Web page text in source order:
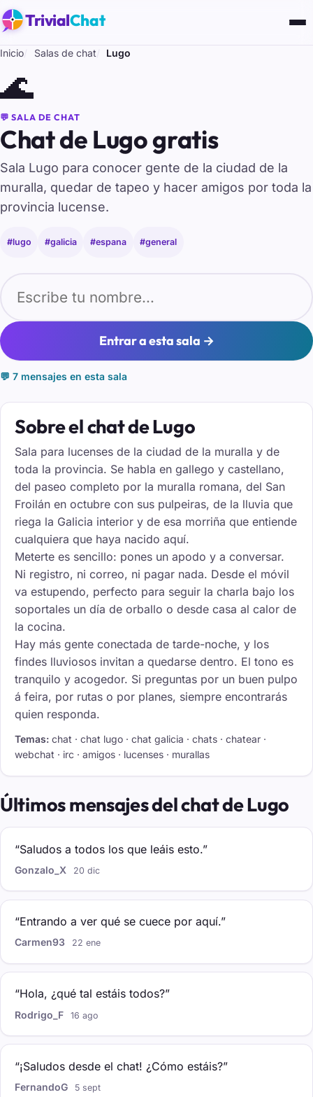
TrivialChat
Inicio Salas de chat Lugo
🌊
💬 SALA DE CHAT
Chat de Lugo gratis
Sala Lugo para conocer gente de la ciudad de la
muralla, quedar de tapeo y hacer amigos por toda la
provincia lucense.
#lugo #galicia #espana #general
Entrar a esta sala →
💬 7 mensajes en esta sala
Sobre el chat de Lugo
Sala para lucenses de la ciudad de la muralla y de
toda la provincia. Se habla en gallego y castellano,
del paseo completo por la muralla romana, del San
Froilán en octubre con sus pulpeiras, de la lluvia que
riega la Galicia interior y de esa morriña que entiende
cualquiera que haya nacido aquí.
Meterte es sencillo: pones un apodo y a conversar.
Ni registro, ni correo, ni pagar nada. Desde el móvil
va estupendo, perfecto para seguir la charla bajo los
soportales un día de orballo o desde casa al calor de
la cocina.
Hay más gente conectada de tarde-noche, y los
findes lluviosos invitan a quedarse dentro. El tono es
tranquilo y acogedor. Si preguntas por un buen pulpo
á feira, por rutas o por planes, siempre encontrarás
quien responda.
Temas: chat · chat lugo · chat galicia · chats · chatear ·
webchat · irc · amigos · lucenses · murallas
Últimos mensajes del chat de Lugo
“Saludos a todos los que leáis esto.”
Gonzalo_X 20 dic
“Entrando a ver qué se cuece por aquí.”
Carmen93 22 ene
“Hola, ¿qué tal estáis todos?”
Rodrigo_F 16 ago
“¡Saludos desde el chat! ¿Cómo estáis?”
FernandoG 5 sept